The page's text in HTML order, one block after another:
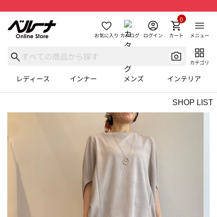
お気に入り カタログ ログイン カート
0
メニュー
カテゴリ
レディース インナー メンズ インテリア
SHOP LIST